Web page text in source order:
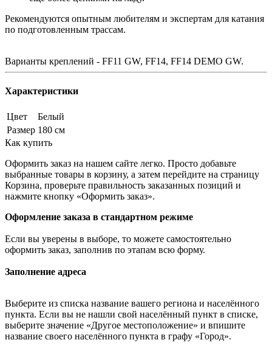
Рекомендуются опытным любителям и экспертам для катания
по подготовленным трассам.
Варианты креплений - FF11 GW, FF14, FF14 DEMO GW.
Характеристики
Цвет
Белый
Размер 180 см
Как купить
Оформить заказ на нашем сайте легко. Просто добавьте
выбранные товары в корзину, а затем перейдите на страницу
Корзина, проверьте правильность заказанных позиций и
нажмите кнопку «Оформить заказ».
Оформление заказа в стандартном режиме
Если вы уверены в выборе, то можете самостоятельно
оформить заказ, заполнив по этапам всю форму.
Заполнение адреса
Выберите из списка название вашего региона и населённого
пункта. Если вы не нашли свой населённый пункт в списке,
выберите значение «Другое местоположение» и впишите
название своего населённого пункта в графу «Город».